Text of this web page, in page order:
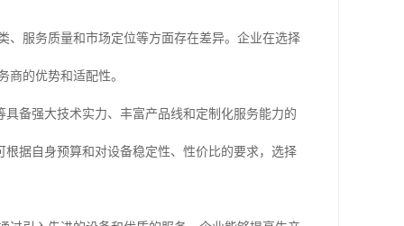
、服务质量和市场定位等方面存在差异。企业在选择
的优势和适配性。
备强大技术实力、丰富产品线和定制化服务能力的
据自身预算和对设备稳定性、性价比的要求，选择